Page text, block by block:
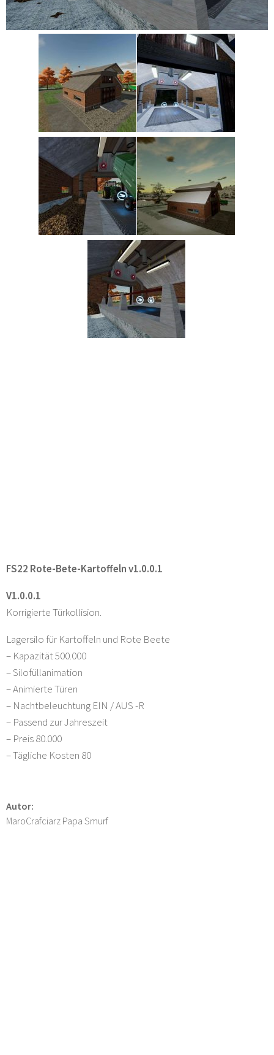
FS22 Rote-Bete-Kartoffeln v1.0.0.1
V1.0.0.1
Korrigierte Türkollision.
Lagersilo für Kartoffeln und Rote Beete
– Kapazität 500.000
– Silofüllanimation
– Animierte Türen
– Nachtbeleuchtung EIN / AUS -R
– Passend zur Jahreszeit
– Preis 80.000
– Tägliche Kosten 80
Autor:
MaroCrafciarz Papa Smurf